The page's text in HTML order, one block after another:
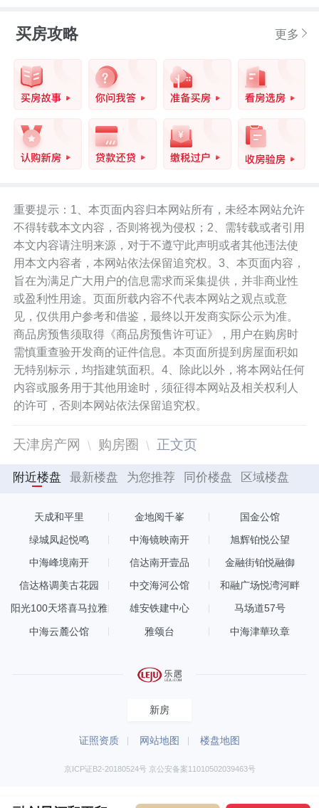
买房攻略 更多
重要提示：1、本页面内容归本网站所有，未经本网站允许
不得转载本文内容，否则将视为侵权；2、需转载或者引用
本文内容请注明来源，对于不遵守此声明或者其他违法使
用本文内容者，本网站依法保留追究权。3、本页面内容，
旨在为满足广大用户的信息需求而采集提供，并非商业性
或盈利性用途。页面所载内容不代表本网站之观点或意
见，仅供用户参考和借鉴，最终以开发商实际公示为准。
商品房预售须取得《商品房预售许可证》，用户在购房时
需慎重查验开发商的证件信息。本页面所提到房屋面积如
无特别标示，均指建筑面积。4、除此以外，将本网站任何
内容或服务用于其他用途时，须征得本网站及相关权利人
的许可，否则本网站依法保留追究权。
天津房产网 购房圈 正文页
附近楼盘 最新楼盘 为您推荐 同价楼盘 区域楼盘
天成和平里 金地阅千峯 国金公馆
绿城凤起悦鸣 中海镜映南开 旭辉铂悦公望
中海峰境南开 信达南开壹品 金融街铂悦融御
信达格调美古花园 中交海河公馆 和融广场悦湾河畔
阳光100天塔喜马拉雅 雄安铁建中心 马场道57号
中海云麓公馆 雅颂台 中海津華玖章
新房
证照资质 网站地图 楼盘地图
京ICP证B2-20180524号 京公安备案11010502039463号